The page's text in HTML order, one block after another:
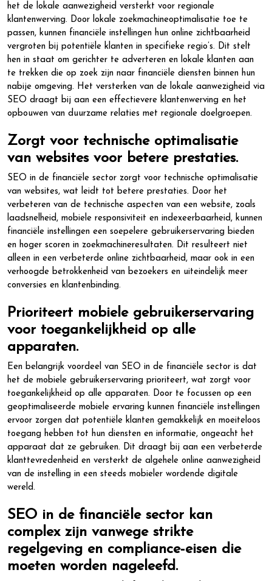
het de lokale aanwezigheid versterkt voor regionale
klantenwerving. Door lokale zoekmachineoptimalisatie toe te
passen, kunnen financiële instellingen hun online zichtbaarheid
vergroten bij potentiële klanten in specifieke regio’s. Dit stelt
hen in staat om gerichter te adverteren en lokale klanten aan
te trekken die op zoek zijn naar financiële diensten binnen hun
nabije omgeving. Het versterken van de lokale aanwezigheid via
SEO draagt bij aan een effectievere klantenwerving en het
opbouwen van duurzame relaties met regionale doelgroepen.
Zorgt voor technische optimalisatie
van websites voor betere prestaties.
SEO in de financiële sector zorgt voor technische optimalisatie
van websites, wat leidt tot betere prestaties. Door het
verbeteren van de technische aspecten van een website, zoals
laadsnelheid, mobiele responsiviteit en indexeerbaarheid, kunnen
financiële instellingen een soepelere gebruikerservaring bieden
en hoger scoren in zoekmachineresultaten. Dit resulteert niet
alleen in een verbeterde online zichtbaarheid, maar ook in een
verhoogde betrokkenheid van bezoekers en uiteindelijk meer
conversies en klantenbinding.
Prioriteert mobiele gebruikerservaring
voor toegankelijkheid op alle
apparaten.
Een belangrijk voordeel van SEO in de financiële sector is dat
het de mobiele gebruikerservaring prioriteert, wat zorgt voor
toegankelijkheid op alle apparaten. Door te focussen op een
geoptimaliseerde mobiele ervaring kunnen financiële instellingen
ervoor zorgen dat potentiële klanten gemakkelijk en moeiteloos
toegang hebben tot hun diensten en informatie, ongeacht het
apparaat dat ze gebruiken. Dit draagt bij aan een verbeterde
klanttevredenheid en versterkt de algehele online aanwezigheid
van de instelling in een steeds mobieler wordende digitale
wereld.
SEO in de financiële sector kan
complex zijn vanwege strikte
regelgeving en compliance-eisen die
moeten worden nageleefd.